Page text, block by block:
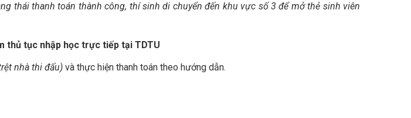
thái thanh toán thành công, thí sinh di chuyển đến khu vực số 3 để mở thẻ sinh viên
thủ tục nhập học trực tiếp tại TDTU
nhà thi đấu) và thực hiện thanh toán theo hướng dẫn.